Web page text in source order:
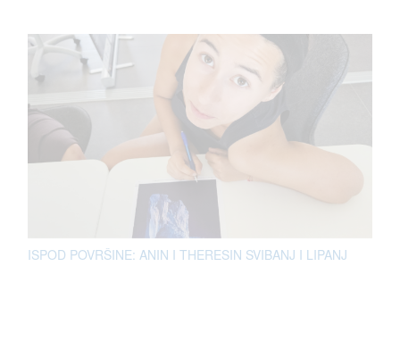
ISPOD POVRŠINE: ANIN I THERESIN SVIBANJ I LIPANJ